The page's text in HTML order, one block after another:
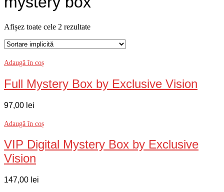
Afișez toate cele 2 rezultate
Adaugă în coș
Full Mystery Box by Exclusive Vision
97,00 lei
Adaugă în coș
VIP Digital Mystery Box by Exclusive
Vision
147,00 lei